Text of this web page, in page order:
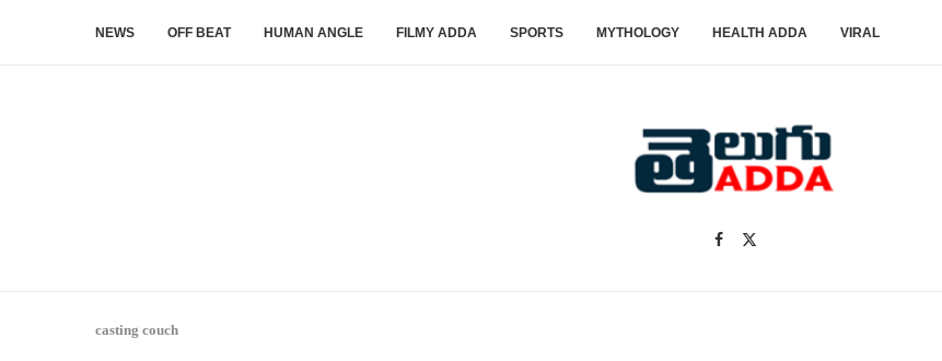
NEWS OFF BEAT HUMAN ANGLE FILMY ADDA SPORTS MYTHOLOGY HEALTH ADDA VIRAL
casting couch